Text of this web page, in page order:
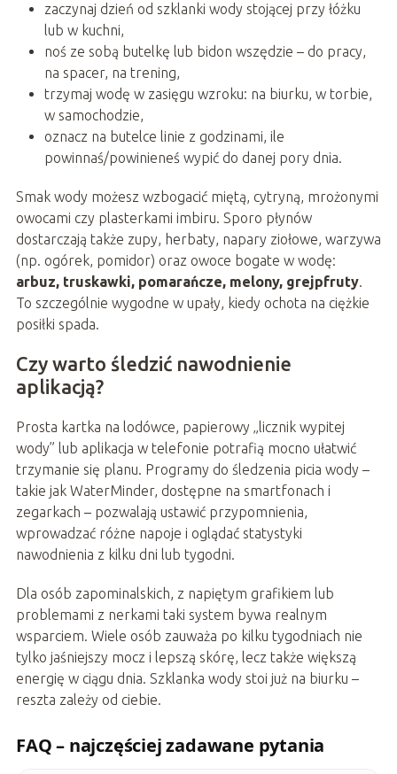
zaczynaj dzień od szklanki wody stojącej przy łóżku
lub w kuchni,
noś ze sobą butelkę lub bidon wszędzie – do pracy,
na spacer, na trening,
trzymaj wodę w zasięgu wzroku: na biurku, w torbie,
w samochodzie,
oznacz na butelce linie z godzinami, ile
powinnaś/powinieneś wypić do danej pory dnia.
Smak wody możesz wzbogacić miętą, cytryną, mrożonymi
owocami czy plasterkami imbiru. Sporo płynów
dostarczają także zupy, herbaty, napary ziołowe, warzywa
(np. ogórek, pomidor) oraz owoce bogate w wodę:
arbuz, truskawki, pomarańcze, melony, grejpfruty.
To szczególnie wygodne w upały, kiedy ochota na ciężkie
posiłki spada.
Czy warto śledzić nawodnienie
aplikacją?
Prosta kartka na lodówce, papierowy „licznik wypitej
wody” lub aplikacja w telefonie potrafią mocno ułatwić
trzymanie się planu. Programy do śledzenia picia wody –
takie jak WaterMinder, dostępne na smartfonach i
zegarkach – pozwalają ustawić przypomnienia,
wprowadzać różne napoje i oglądać statystyki
nawodnienia z kilku dni lub tygodni.
Dla osób zapominalskich, z napiętym grafikiem lub
problemami z nerkami taki system bywa realnym
wsparciem. Wiele osób zauważa po kilku tygodniach nie
tylko jaśniejszy mocz i lepszą skórę, lecz także większą
energię w ciągu dnia. Szklanka wody stoi już na biurku –
reszta zależy od ciebie.
FAQ – najczęściej zadawane pytania